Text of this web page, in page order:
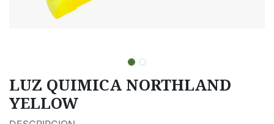
LUZ QUIMICA NORTHLAND
YELLOW